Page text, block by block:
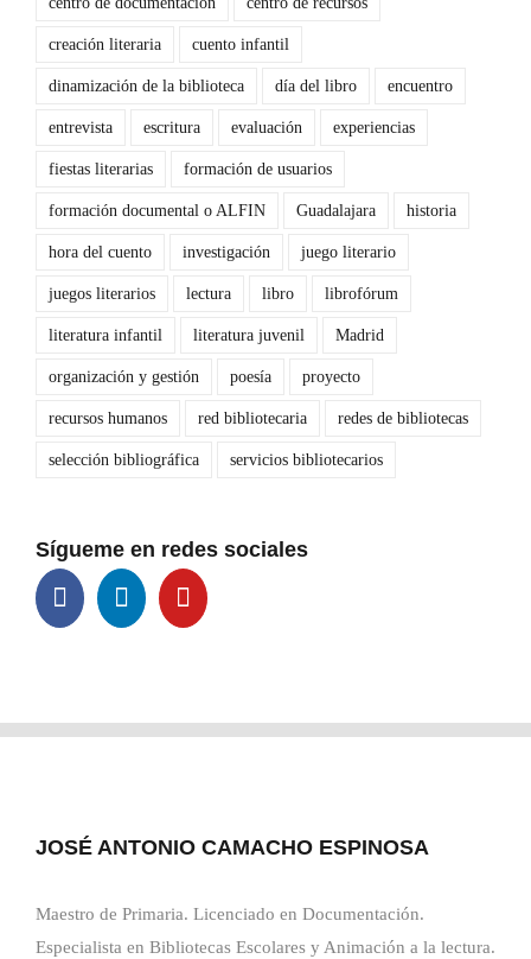
creación literaria cuento infantil
dinamización de la biblioteca día del libro encuentro
entrevista escritura evaluación experiencias
fiestas literarias formación de usuarios
formación documental o ALFIN Guadalajara historia
hora del cuento investigación juego literario
juegos literarios lectura libro librofórum
literatura infantil literatura juvenil Madrid
organización y gestión poesía proyecto
recursos humanos red bibliotecaria redes de bibliotecas
selección bibliográfica servicios bibliotecarios
Sígueme en redes sociales
JOSÉ ANTONIO CAMACHO ESPINOSA
Maestro de Primaria. Licenciado en Documentación.
Especialista en Bibliotecas Escolares y Animación a la lectura.